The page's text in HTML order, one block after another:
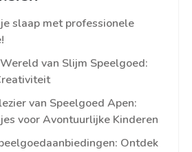
slaap met professionele
van Slijm Speelgoed:
van Speelgoed Apen:
voor Avontuurlijke Kinderen
Ontdek